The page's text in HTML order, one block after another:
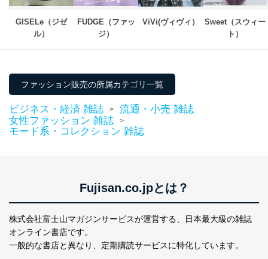
GISELe（ジゼ
ル）
FUDGE（ファッ
ジ）
ViVi(ヴィヴィ）
Sweet（スウィー
ト）
ファッション販売の所属カテゴリ一覧
ビジネス・経済 雑誌 >
流通・小売 雑誌
女性ファッション 雑誌
>
モード系・コレクション 雑誌
Fujisan.co.jpとは？
株式会社富士山マガジンサービスが運営する、
日本最大級の雑誌
オンライン書店です。
一般的な書店と異なり、 定期購読サービスに特化しています。